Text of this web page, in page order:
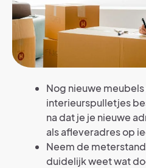
Nog nieuwe
interieurspulletjes
na dat je je nieuwe
als afleveradres op
Neem de
duidelijk weet wat